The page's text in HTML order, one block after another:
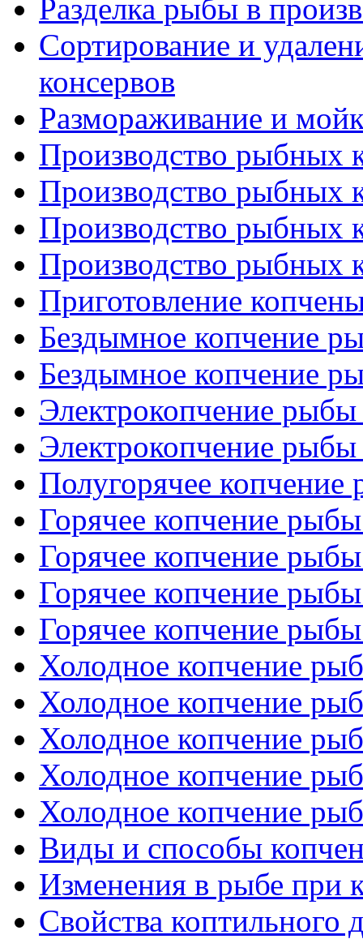
Разделка рыбы в
Сортирование и
консервов
Размораживание и
Производство рыбных
Производство рыбных
Производство рыбных
Производство рыбных
Приготовление
Бездымное копчение
Бездымное копчение
Электрокопчение рыбы
Электрокопчение рыбы
Полугорячее копчение
Горячее копчение
Горячее копчение
Горячее копчение
Горячее копчение
Холодное копчение
Холодное копчение
Холодное копчение
Холодное копчение
Холодное копчение
Виды и способы
Изменения в рыбе при
Свойства коптильного